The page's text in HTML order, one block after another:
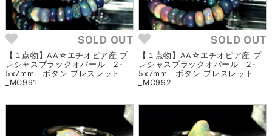
SOLD OUT
【１点物】AA☆エチオピア産 プ
レシャスブラックオパール 2-
5x7mm ボタン ブレスレット
_MC991
SOLD OUT
【１点物】AA☆エチオピア産 プ
レシャスブラックオパール 2-
5x7mm ボタン ブレスレット
_MC992